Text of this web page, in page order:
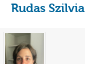
Rudas Szilvia